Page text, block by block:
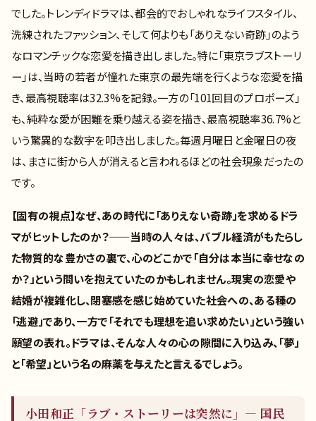
でした。トレンディドラマは、都会的でおしゃれなライフスタイル、
洗練されたファッション、そして何よりも「ありえない奇跡」のよう
なロマンチックな恋愛を描き出しました。特に「東京ラブストーリ
ー」は、当時の若者が憧れた東京の最先端を行くような恋愛を描
き、最高視聴率は32.3%を記録。一方の「101回目のプロポーズ」
も、純粋な愛が困難を乗り越える姿を描き、最高視聴率36.7%と
いう驚異的な数字を叩き出しました。毎週月曜日と金曜日の夜
は、まさに街から人が消えると言われるほどの社会現象だったの
です。
【固有の視点】なぜ、あの時代に「ありえない奇跡」を求めるドラ
マがヒットしたのか？——当時の人々は、バブル経済がもたらし
た物質的な豊かさの裏で、心のどこかで「自分は本当に幸せなの
か？」という問いを抱えていたのかもしれません。現実の恋愛や
結婚が複雑化し、閉塞感を感じ始めていた社会への、ある種の
「逃避」であり、一方で「それでも理想を追い求めたい」という強い
願望の表れ。ドラマは、そんな人々の心の隙間に入り込み、「夢」
と「希望」という名の麻薬を与えたと言えるでしょう。
小田和正「ラブ・ストーリーは突然に」— 国民